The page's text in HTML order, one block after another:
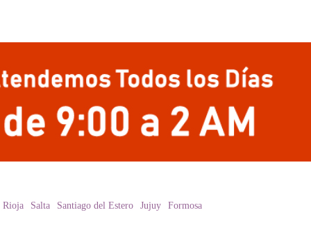
Rioja Salta Santiago del Estero Jujuy Formosa